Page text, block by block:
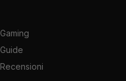
Gaming
Guide
Recensioni